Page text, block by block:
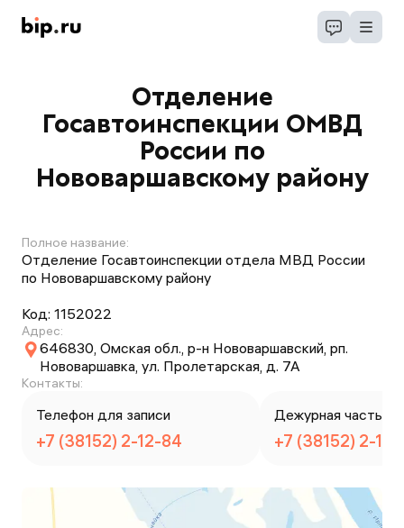
Отделение
Госавтоинспекции ОМВД
России по
Нововаршавскому району
Полное название:
Отделение Госавтоинспекции отдела МВД России
по Нововаршавскому району
Код: 1152022
Адрес:
646830, Омская обл., р-н Нововаршавский, рп.
Нововаршавка, ул. Пролетарская, д. 7А
Контакты:
Телефон для записи
+7 (38152) 2-12-84
Дежурная часть
+7 (38152) 2-